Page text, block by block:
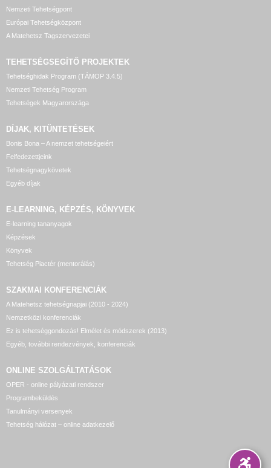
Nemzeti Tehetségpont
Európai Tehetségközpont
A Matehetsz Tagszervezetei
TEHETSÉGSEGÍTŐ PROJEKTEK
Tehetséghidak Program (TÁMOP 3.4.5)
Nemzeti Tehetség Program
Tehetségek Magyarországa
DÍJAK, KITÜNTETÉSEK
Bonis Bona – A nemzet tehetségeiért
Felfedezettjeink
Tehetségnagykövetek
Egyéb díjak
E-LEARNING, KÉPZÉS, KÖNYVEK
E-learning tananyagok
Képzések
Könyvek
Tehetség Piactér (mentorálás)
SZAKMAI KONFERENCIÁK
A Matehetsz tehetségnapjai (2010 - 2024)
Nemzetközi konferenciák
Ez is tehetséggondozás! Elmélet és módszerek (2013)
Egyéb, további rendezvények, konferenciák
ONLINE SZOLGÁLTATÁSOK
OPER - online pályázati rendszer
Programbeküldés
Tanulmányi versenyek
Tehetség hálózat – online adatkezelő